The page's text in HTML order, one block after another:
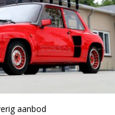
Triumph
aanbod